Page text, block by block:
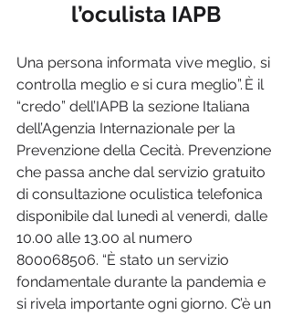
l’oculista IAPB
Una persona informata vive meglio, si
controlla meglio e si cura meglio”. È il
“credo” dell’IAPB la sezione Italiana
dell’Agenzia Internazionale per la
Prevenzione della Cecità. Prevenzione
che passa anche dal servizio gratuito
di consultazione oculistica telefonica
disponibile dal lunedì al venerdì, dalle
10.00 alle 13.00 al numero
800068506. “È stato un servizio
fondamentale durante la pandemia e
si rivela importante ogni giorno. C’è un